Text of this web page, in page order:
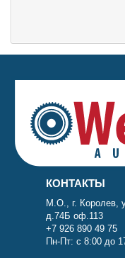
КОНТАКТЫ
М.О., г. Королев,
д.74Б оф.113
+7 926 890 49 75
Пн-Пт: с 8:00 до